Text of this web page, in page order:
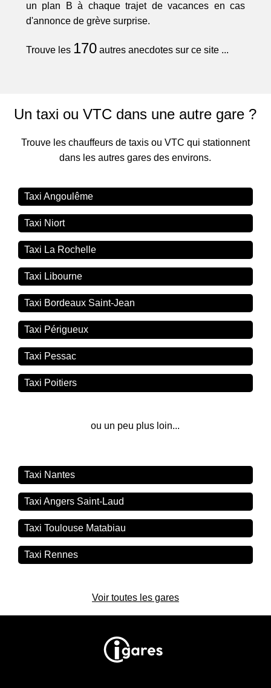
un plan B à chaque trajet de vacances en cas
d'annonce de grève surprise.
Trouve les 170autres anecdotes sur ce site ...
Un taxi ou VTC dans une autre gare ?
Trouve les chauffeurs de taxis ou VTC qui stationnent
dans les autres gares des environs.
Taxi Angoulême
Taxi Niort
Taxi La Rochelle
Taxi Libourne
Taxi Bordeaux Saint-Jean
Taxi Périgueux
Taxi Pessac
Taxi Poitiers
ou un peu plus loin...
Taxi Nantes
Taxi Angers Saint-Laud
Taxi Toulouse Matabiau
Taxi Rennes
Voir toutes les gares